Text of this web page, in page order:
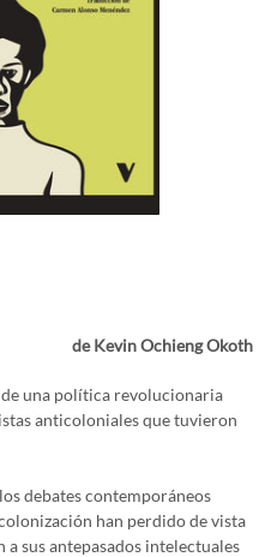
de Kevin Ochieng Okoth
una política revolucionaria
anticoloniales que tuvieron
debates contemporáneos
han perdido de vista
sus antepasados intelectuales